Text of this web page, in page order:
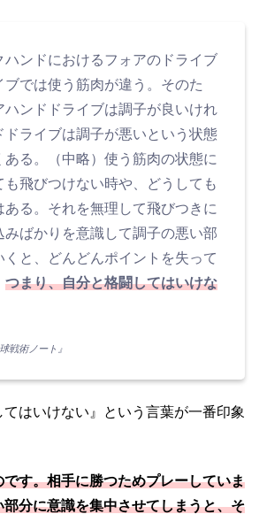
ハンドにおけるフォアのドライブ
ブでは使う筋肉が違う。そのた
ハンドドライブは調子が良いけれ
ドライブは調子が悪いという状態
ある。（中略）使う筋肉の状態に
も飛びつけない時や、どうしても
ある。それを無理して飛びつきに
みばかりを意識して調子の悪い部
と、どんどんポイントを失って
つまり、自分と格闘してはいけな
戦術ノート』
はいけない』という言葉が一番印象
す。相手に勝つためプレーしていま
分に意識を集中させてしまうと、そ